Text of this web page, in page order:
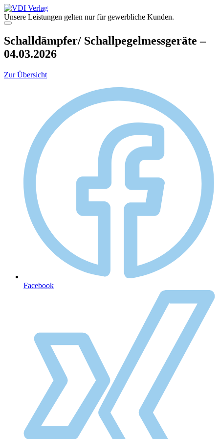
Zum
Inhalt
springen
Unsere Leistungen gelten nur für gewerbliche Kunden.
Menü
Schalldämpfer/ Schallpegelmessgeräte –
04.03.2026
Zur Übersicht
Facebook